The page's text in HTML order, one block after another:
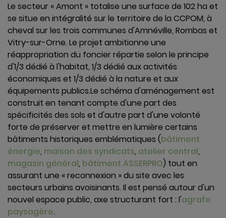
Le secteur « Amont » totalise une surface de 102 ha et
se situe en intégralité sur le territoire de la CCPOM, à
cheval sur les trois communes d'Amnéville, Rombas et
Vitry-sur-Orne. Le projet ambitionne une
réappropriation du foncier répartie selon le principe
d'1/3 dédié à l'habitat, 1/3 dédié aux activités
économiques et 1/3 dédié à la nature et aux
équipements publics.Le schéma d'aménagement est
construit en tenant compte d'une part des
spécificités des sols et d'autre part d'une volonté
forte de préserver et mettre en lumière certains
bâtiments historiques emblématiques (bâtiment
énergie, maison des syndicats, atelier central,
magasin général, bâtiment ASSERPRO) tout en
assurant une « reconnexion » du site avec les
secteurs urbains avoisinants. Il est pensé autour d'un
nouvel espace public, axe structurant fort : l'agrafe
paysagère.
L'aménagement
des Portes de
l'Orne ''Amont''
L'aménagement
du site de l'Usine
d'agglomération
de Rombas par
Rombas Industry